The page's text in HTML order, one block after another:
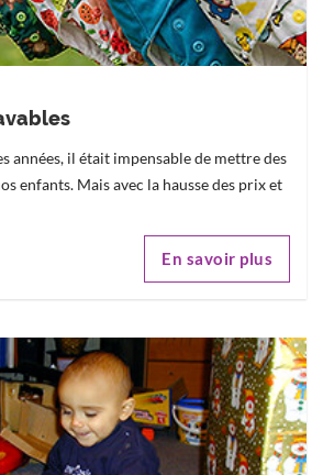
années, il était impensable de mettre des
enfants. Mais avec la hausse des prix et
En savoir plus